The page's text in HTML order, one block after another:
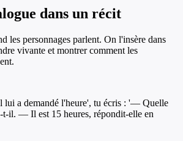
dans un récit
les personnages parlent. On l'insère dans
vivante et montrer comment les
lui a demandé l'heure', tu écris : '— Quelle
t-il. — Il est 15 heures, répondit-elle en